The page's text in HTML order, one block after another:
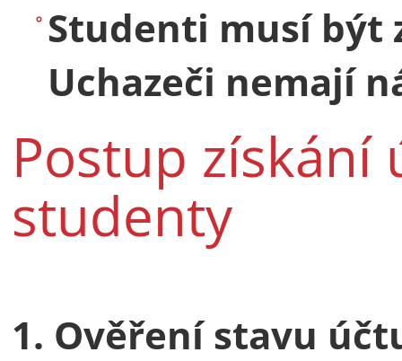
Studenti musí být
Uchazeči nemají
Postup
studenty
1. Ověření stavu